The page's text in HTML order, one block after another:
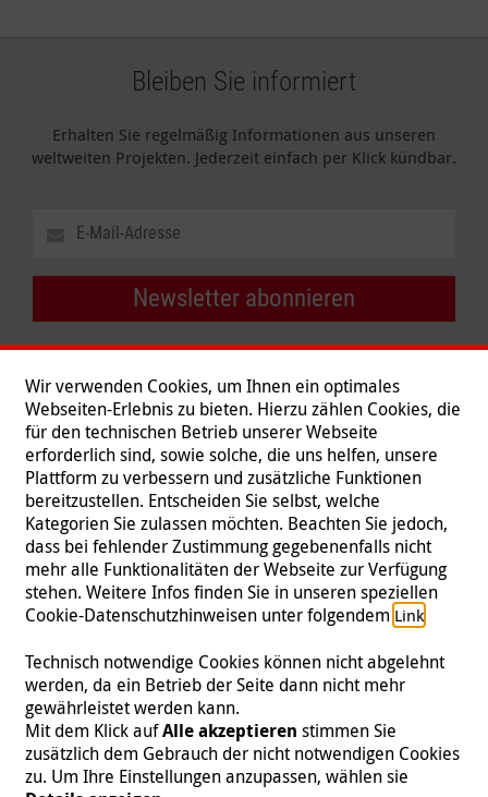
Bleiben Sie informiert
Erhalten Sie regelmäßig Informationen aus unseren
weltweiten Projekten. Jederzeit einfach per Klick kündbar.
Newsletter abonnieren
Folgen Sie uns
Impressum | Datenschutz | Kontakt | Presse
© 2026 Malteser International
Wir verwenden Cookies, um Ihnen ein optimales
Webseiten-Erlebnis zu bieten. Hierzu zählen Cookies, die
für den technischen Betrieb unserer Webseite
erforderlich sind, sowie solche, die uns helfen, unsere
Plattform zu verbessern und zusätzliche Funktionen
bereitzustellen. Entscheiden Sie selbst, welche
Kategorien Sie zulassen möchten. Beachten Sie jedoch,
dass bei fehlender Zustimmung gegebenenfalls nicht
mehr alle Funktionalitäten der Webseite zur Verfügung
stehen. Weitere Infos finden Sie in unseren speziellen
Cookie-Datenschutzhinweisen unter folgendem Link.
Technisch notwendige Cookies können nicht abgelehnt
werden, da ein Betrieb der Seite dann nicht mehr
gewährleistet werden kann.
Mit dem Klick aufAlle akzeptieren stimmen Sie
zusätzlich dem Gebrauch der nicht notwendigen Cookies
zu. Um Ihre Einstellungen anzupassen, wählen sie